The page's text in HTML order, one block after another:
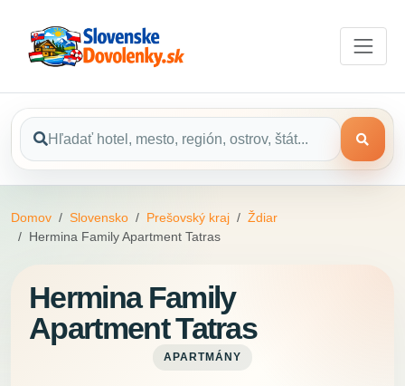
Domov Slovensko Prešovský kraj
Ždiar
Hermina Family Apartment Tatras
Hermina Family
Apartment Tatras
APARTMÁNY